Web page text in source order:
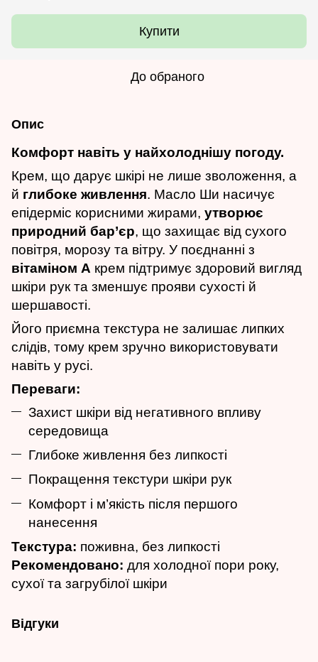
Купити
До обраного
Опис
Комфорт навіть у найхолоднішу погоду.
Крем, що дарує шкірі не лише зволоження, а
й глибоке живлення. Масло Ши насичує
епідерміс корисними жирами, утворює
природний бар’єр, що захищає від сухого
повітря, морозу та вітру. У поєднанні з
вітаміном А крем підтримує здоровий вигляд
шкіри рук та зменшує прояви сухості й
шершавості.
Його приємна текстура не залишає липких
слідів, тому крем зручно використовувати
навіть у русі.
Переваги:
Захист шкіри від негативного впливу
середовища
Глибоке живлення без липкості
Покращення текстури шкіри рук
Комфорт і м’якість після першого
нанесення
Текстура: поживна, без липкості
Рекомендовано: для холодної пори року,
сухої та загрубілої шкіри
Відгуки